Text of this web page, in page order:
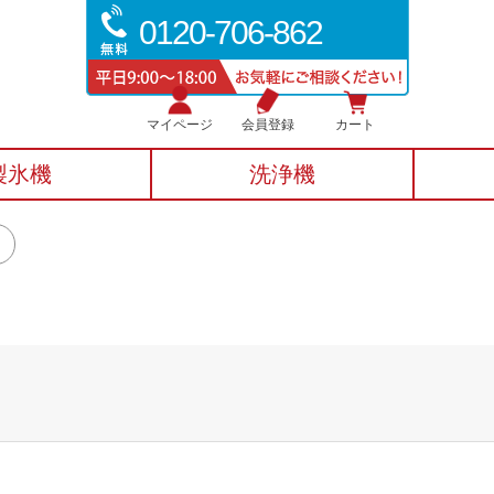
0120-706-862
マイページ 会員登録 カート
氷機 洗浄機